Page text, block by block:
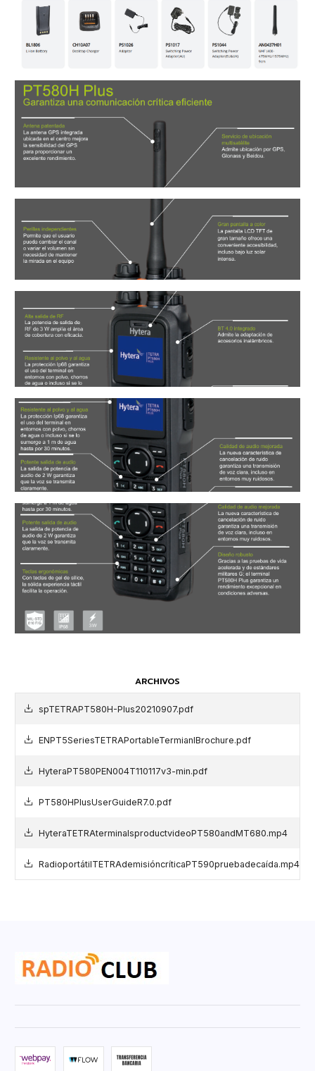
ARCHIVOS
spTETRAPT580H-Plus20210907.pdf
ENPT5SeriesTETRAPortableTermianlBrochure.pdf
HyteraPT580PEN004T110117v3-min.pdf
PT580HPlusUserGuideR7.0.pdf
HyteraTETRAterminalsproductvideoPT580andMT680.mp4
RadioportátilTETRAdemisióncríticaPT590pruebadecaída.mp4